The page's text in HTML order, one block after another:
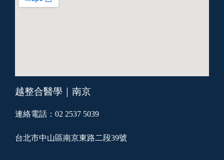
越整合醫學｜南京
連絡電話：02 2537 5039
台北市中山區南京東路二段39號